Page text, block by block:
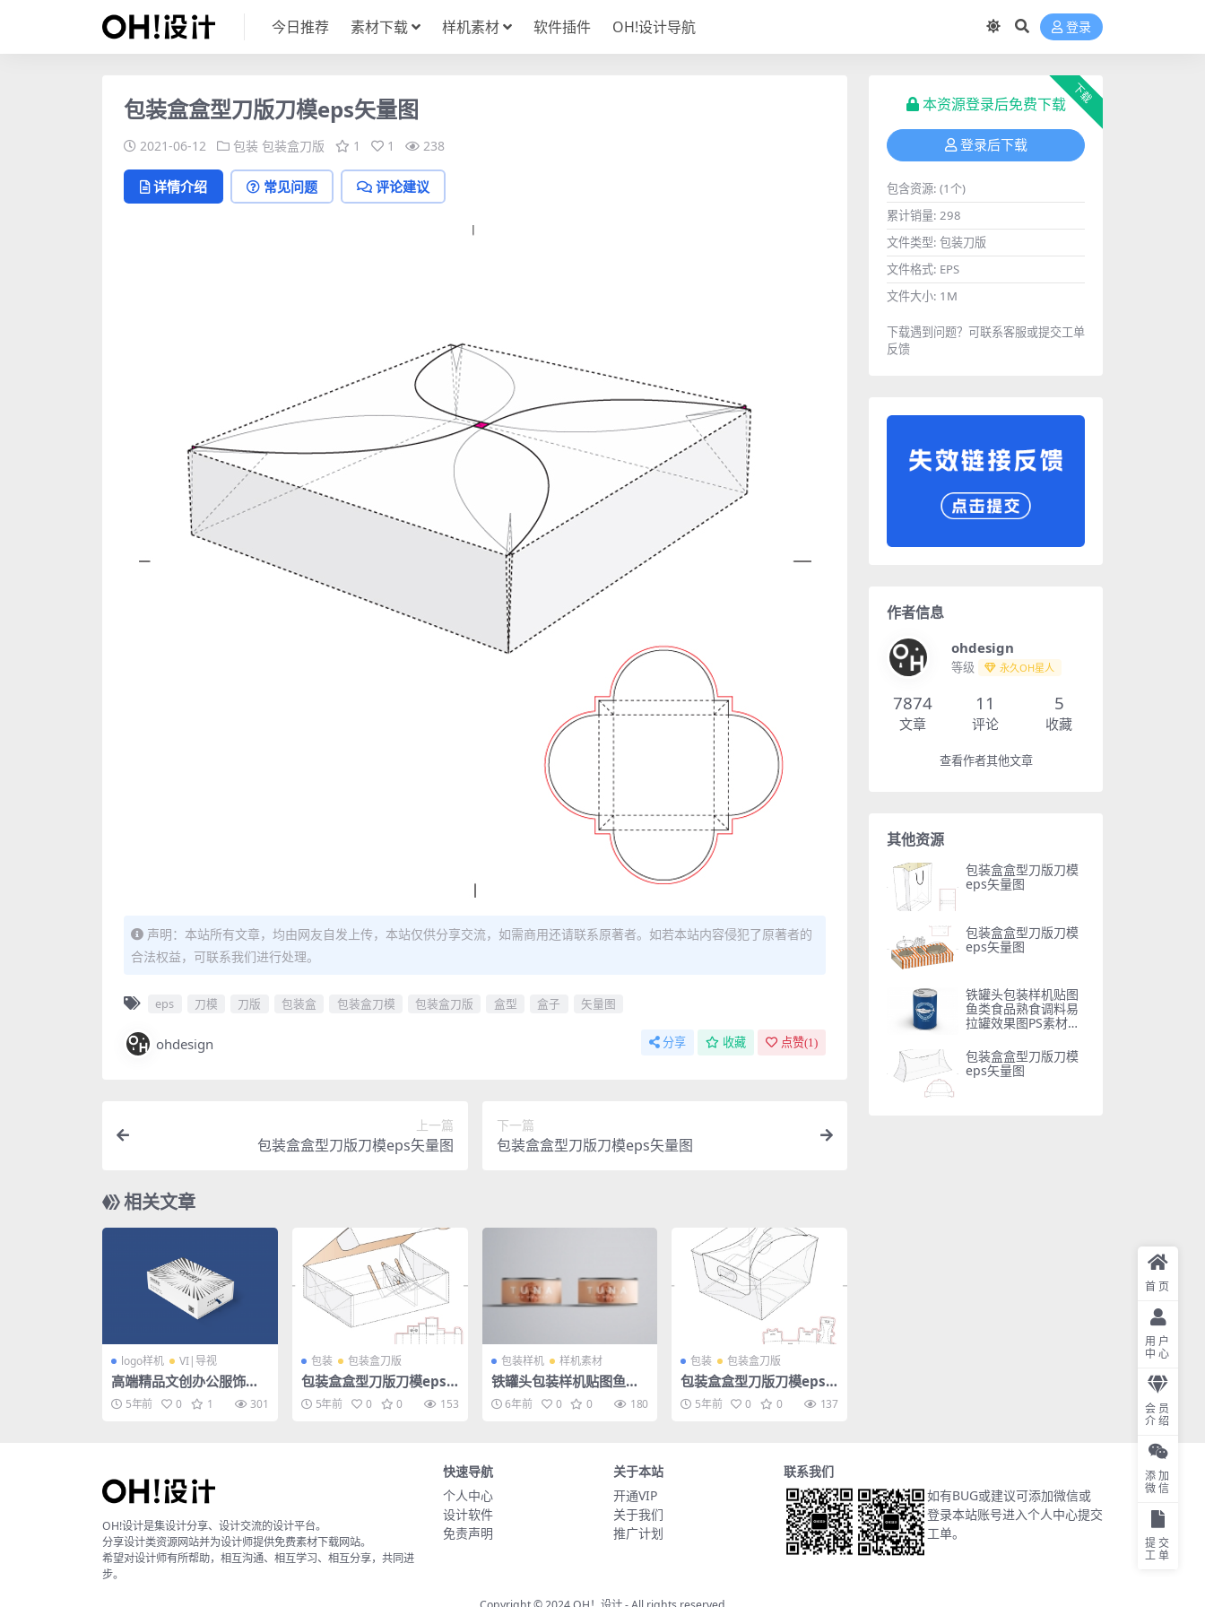
今日推荐 素材下载 样机素材 软件插件 OH!设计导航 登录
包装盒盒型刀版刀模eps矢量图
2021-06-12 包装 包装盒刀版 1 1 238
详情介绍 常见问题 评论建议
声明：本站所有文章，均由网友自发上传，本站仅供分享交流，如需商用还请联系原著者。如若本站内容侵犯了原著者的
合法权益，可联系我们进行处理。
eps 刀模 刀版 包装盒 包装盒刀模 包装盒刀版 盒型 盒子 矢量图
ohdesign 分享 收藏 点赞(1 )
上一篇
包装盒盒型刀版刀模eps矢量图
下一篇
包装盒盒型刀版刀模eps矢量图
相关文章
logo样机 VI|导视
高端精品文创办公服饰样
机 — 包装盒礼盒方盒
5年前 0 1 301
包装 包装盒刀版
包装盒盒型刀版刀模eps
矢量图
5年前 0 0 153
包装样机 样机素材
铁罐头包装样机贴图鱼类
食品熟食调料易拉罐效果
图PS素材智能对象
6年前 0 0 180
包装 包装盒刀版
包装盒盒型刀版刀模eps
矢量图
5年前 0 0 137
下载
本资源登录后免费下载
登录后下载
包含资源: (1个)
累计销量: 298
文件类型: 包装刀版
文件格式: EPS
文件大小: 1M
下载遇到问题？可联系客服或提交工单
反馈
作者信息
ohdesign
等级 永久OH星人
7874
文章
11
评论
5
收藏
查看作者其他文章
其他资源
包装盒盒型刀版刀模
eps矢量图
包装盒盒型刀版刀模
eps矢量图
铁罐头包装样机贴图
鱼类食品熟食调料易
拉罐效果图PS素材智
包装盒盒型刀版刀模
eps矢量图
OH!设计是集设计分享、设计交流的设计平台。
分享设计类资源网站并为设计师提供免费素材下载网站。
希望对设计师有所帮助，相互沟通、相互学习、相互分享，共同进
步。
快速导航
个人中心
设计软件
免责声明
关于本站
开通VIP
关于我们
推广计划
联系我们
如有BUG或建议可添加微信或
登录本站账号进入个人中心提交
工单。
首页
用户
中心
会员
介绍
添加
微信
提交
工单